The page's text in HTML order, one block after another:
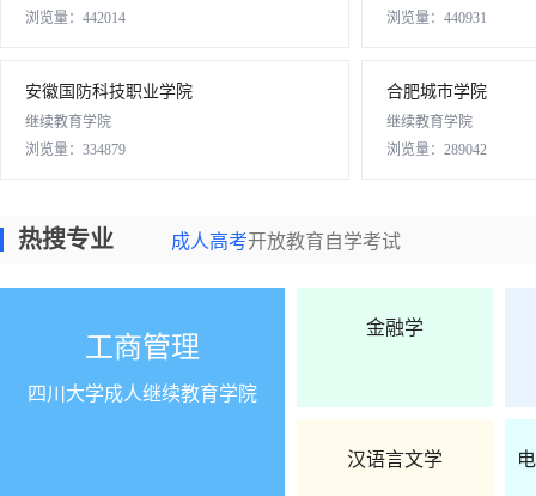
浏览量：442014
浏览量：440931
安徽国防科技职业学院
继续教育学院
浏览量：334879
合肥城市学院
继续教育学院
浏览量：289042
热搜专业 成人高考开放教育自学考试
工商管理
四川大学成人继续教育学院
金融学
汉语言文学